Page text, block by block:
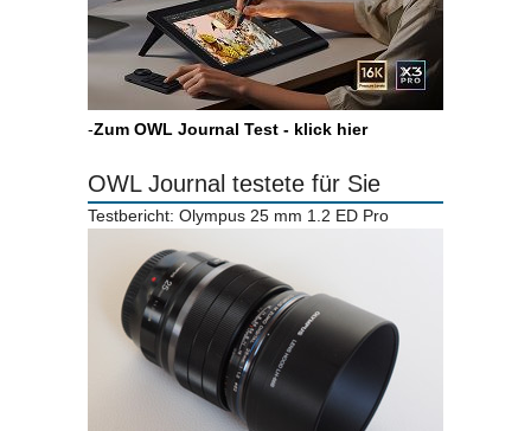
-Zum OWL Journal Test - klick hier
OWL Journal testete für Sie
Testbericht: Olympus 25 mm 1.2 ED Pro